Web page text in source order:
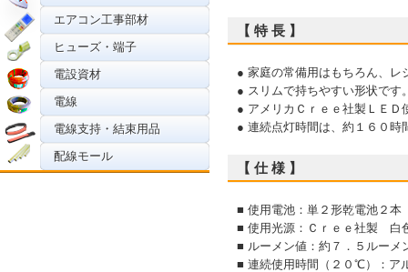
エアコン工事部材
ヒューズ・端子
電設資材
電線
電線支持・結束用品
配線モール
【 特 長 】
● 家庭の常備用はもちろん、レ
● スリムで持ちやすい形状です
● アメリカＣｒｅｅ社製ＬＥＤ
● 連続点灯時間は、約１６０時
【 仕 様 】
■ 使用電池：単２形乾電池２本
■ 使用光源：Ｃｒｅｅ社製 白
■ ルーメン値：約７．５ルーメ
■ 連続使用時間（２０℃）：ア